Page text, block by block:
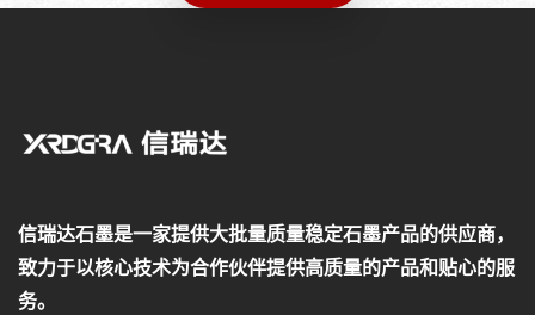
信瑞达石墨是一家提供大批量质量稳定石墨产品的供应商，
致力于以核心技术为合作伙伴提供高质量的产品和贴心的服
务。